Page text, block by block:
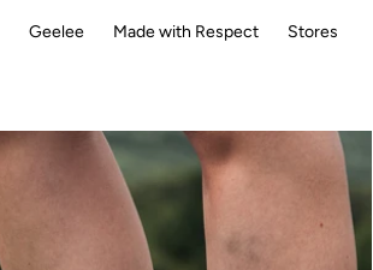
Geelee Made with Respect Stores